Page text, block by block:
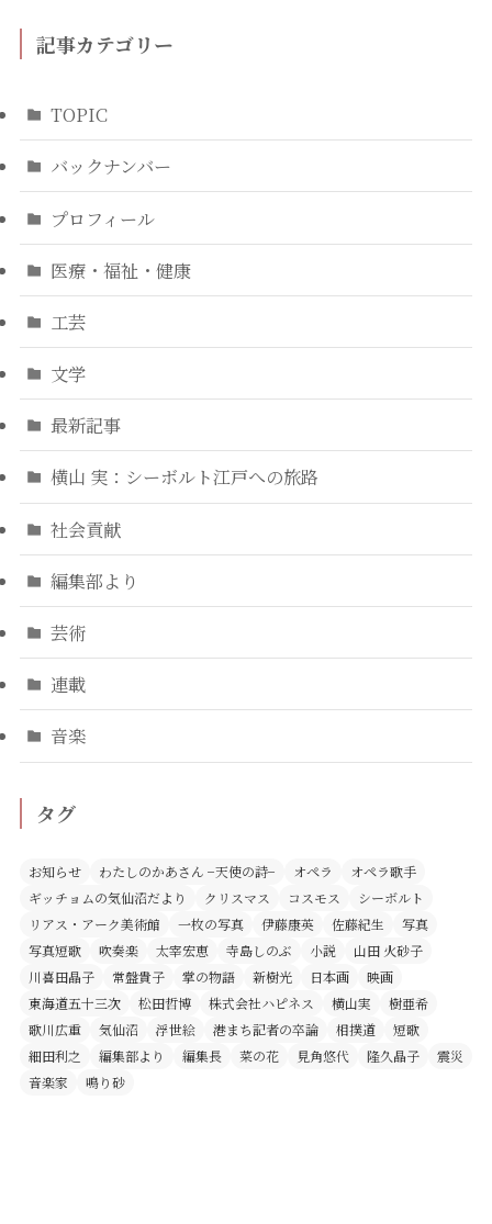
記事カテゴリー
TOPIC
バックナンバー
プロフィール
医療・福祉・健康
工芸
文学
最新記事
横山 実：シーボルト江戸への旅路
社会貢献
編集部より
芸術
連載
音楽
タグ
お知らせ わたしのかあさん −天使の詩− オペラ
オペラ歌手
ギッチョムの気仙沼だより
クリスマス コスモス
シーボルト
リアス・アーク美術館
一枚の写真 伊藤康英 佐藤紀生
写真
写真短歌
吹奏楽 太宰宏恵 寺島しのぶ 小説
山田 火砂子
川喜田晶子
常盤貴子 掌の物語 新樹光 日本画
映画
東海道五十三次
松田哲博 株式会社ハピネス 横山実
樹亜希
歌川広重
気仙沼 浮世絵 港まち記者の卒論 相撲道
短歌
細田利之
編集部より 編集長 菜の花 見角悠代 隆久晶子
震災
音楽家
鳴り砂